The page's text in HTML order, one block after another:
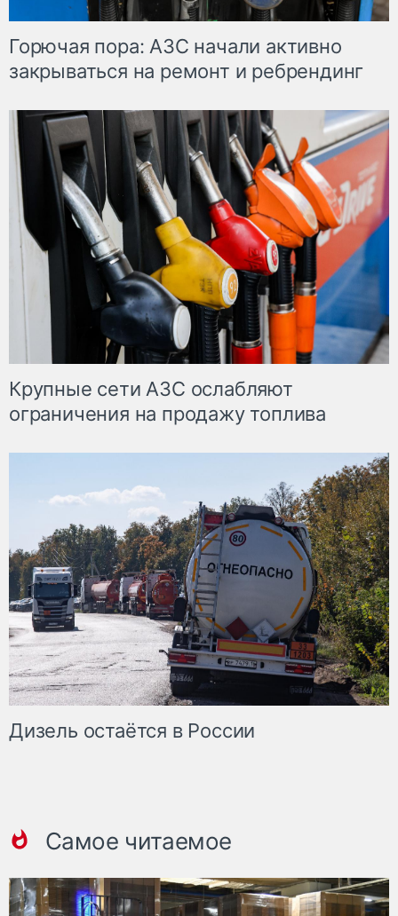
Горючая пора: АЗС начали активно
закрываться на ремонт и ребрендинг
Крупные сети АЗС ослабляют
ограничения на продажу топлива
Дизель остаётся в России
Самое читаемое